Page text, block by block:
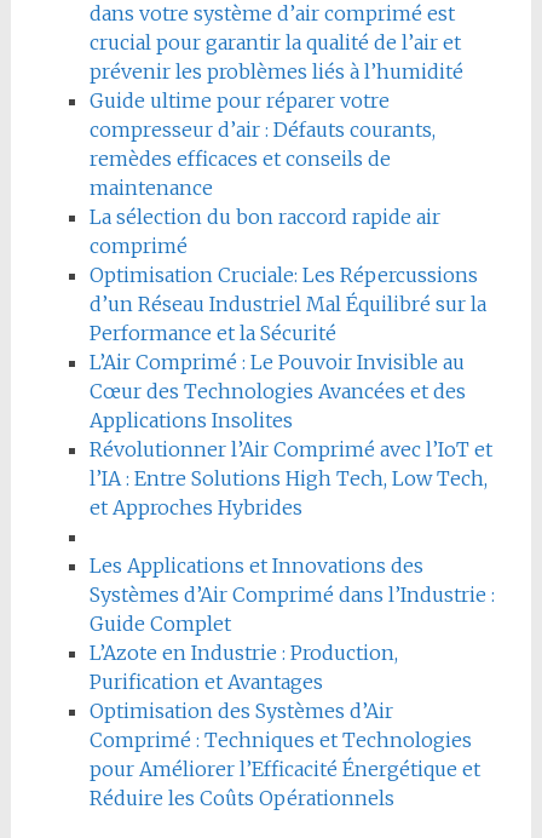
dans votre système d’air comprimé est
crucial pour garantir la qualité de l’air et
prévenir les problèmes liés à l’humidité
Guide ultime pour réparer votre
compresseur d’air : Défauts courants,
remèdes efficaces et conseils de
maintenance
La sélection du bon raccord rapide air
comprimé
Optimisation Cruciale: Les Répercussions
d’un Réseau Industriel Mal Équilibré sur la
Performance et la Sécurité
L’Air Comprimé : Le Pouvoir Invisible au
Cœur des Technologies Avancées et des
Applications Insolites
Révolutionner l’Air Comprimé avec l’IoT et
l’IA : Entre Solutions High Tech, Low Tech,
et Approches Hybrides
Les Applications et Innovations des
Systèmes d’Air Comprimé dans l’Industrie :
Guide Complet
L’Azote en Industrie : Production,
Purification et Avantages
Optimisation des Systèmes d’Air
Comprimé : Techniques et Technologies
pour Améliorer l’Efficacité Énergétique et
Réduire les Coûts Opérationnels